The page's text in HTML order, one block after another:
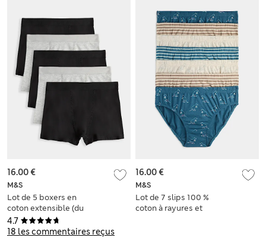
4.7
18 les commentaires reçus
M&S
Lot de 5 boxers en
coton extensible (du
5 au 16 ans)
16.00 €
M&S
Lot de 7 slips 100 %
coton à rayures et
16.00 €